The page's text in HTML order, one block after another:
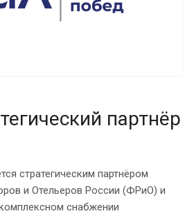
партнёр
стратегическим партнёром
и Отельеров России (ФРиО) и
снабжении